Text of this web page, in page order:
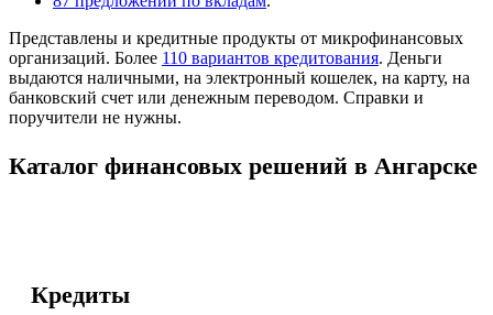
Представлены и кредитные продукты от микрофинансовых
организаций. Более 110 вариантов кредитования. Деньги
выдаются наличными, на электронный кошелек, на карту, на
банковский счет или денежным переводом. Справки и
поручители не нужны.
Каталог финансовых решений в Ангарске
Кредиты